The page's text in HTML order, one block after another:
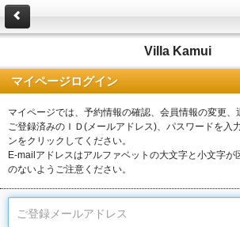
Villa Kamui
マイページログイン
マイページでは、予約情報の確認、会員情報の変更、
ご登録済みのＩＤ(メールアドレス)、パスワードを入
ンをクリックしてください。
E-mailアドレスはアルファベットの大文字と小文字が
のないようご注意ください。